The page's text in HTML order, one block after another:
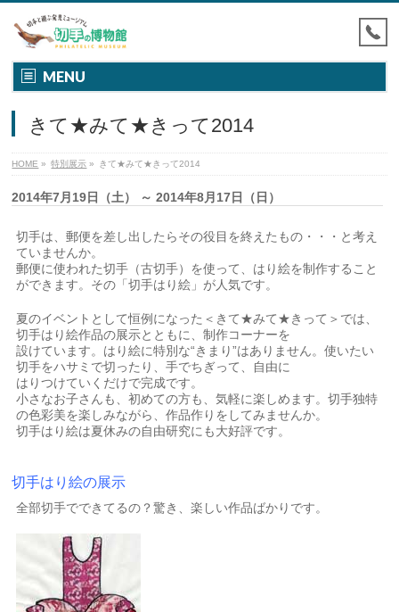
MENU
きて★みて★きって2014
HOME » 特別展示 » きて★みて★きって2014
2014年7月19日（土） ～ 2014年8月17日（日）
切手は、郵便を差し出したらその役目を終えたもの・・・と考え
ていませんか。
郵便に使われた切手（古切手）を使って、はり絵を制作すること
ができます。その「切手はり絵」が人気です。
夏のイベントとして恒例になった＜きて★みて★きって＞では、
切手はり絵作品の展示とともに、制作コーナーを
設けています。はり絵に特別な“きまり”はありません。使いたい
切手をハサミで切ったり、手でちぎって、自由に
はりつけていくだけで完成です。
小さなお子さんも、初めての方も、気軽に楽しめます。切手独特
の色彩美を楽しみながら、作品作りをしてみませんか。
切手はり絵は夏休みの自由研究にも大好評です。
切手はり絵の展示
全部切手でできてるの？驚き、楽しい作品ばかりです。